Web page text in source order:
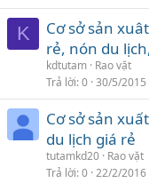
K
Cơ sở sản
rẻ, nón du
kdtutam Rao vặt
Trả lời 0 30/5/2015
Cơ sở sản
du lịch giá rẻ
tutamkd20 Rao vặt
Trả lời 0 22/2/2016